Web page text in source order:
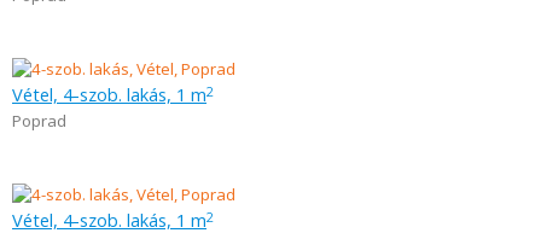
Vétel, 4-szob. lakás, 1 m2
Poprad
Vétel, 4-szob. lakás, 1 m2